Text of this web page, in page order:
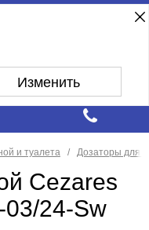
Изменить
и туалета Дозаторы для
Cezares
03/24-Sw